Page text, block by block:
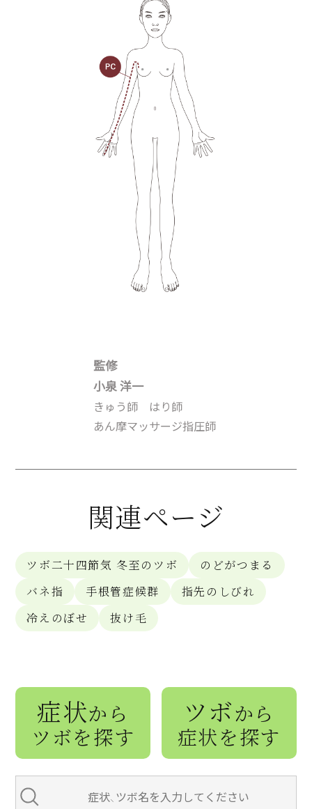
監修
小泉 洋一
きゅう師 はり師
あん摩マッサージ指圧師
関連ページ
ツボ二十四節気 冬至のツボ
のどがつまる
バネ指
手根管症候群
指先のしびれ
冷えのぼせ
抜け毛
症状から
ツボを探す
ツボから
症状を探す